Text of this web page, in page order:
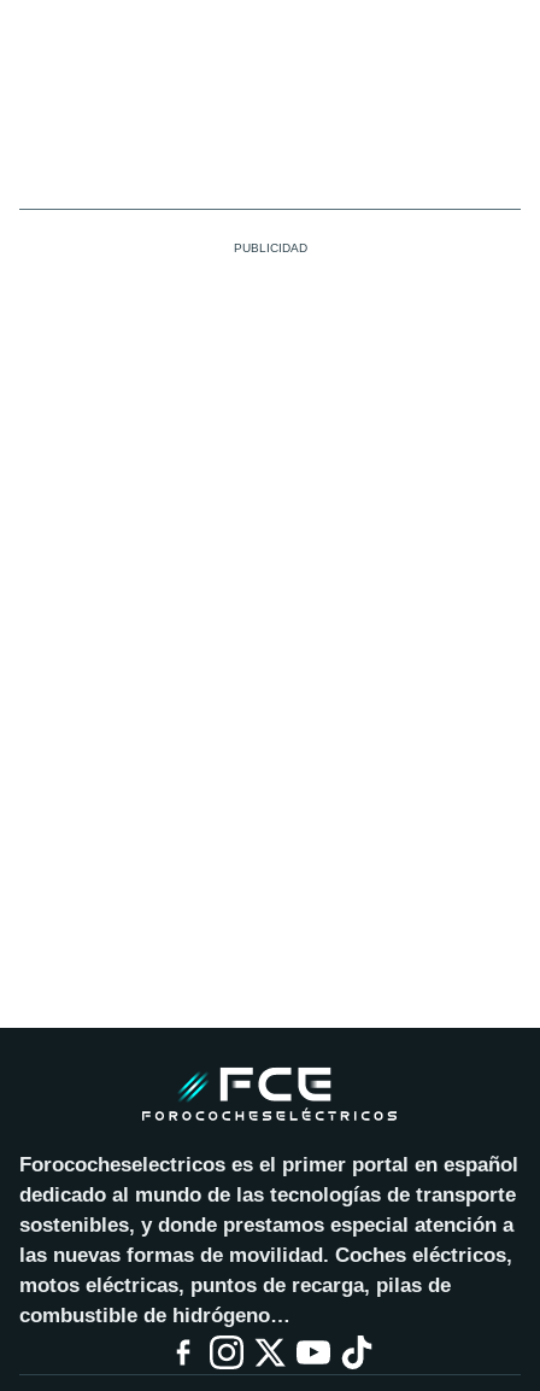
Forococheselectricos es el primer portal en español
dedicado al mundo de las tecnologías de transporte
sostenibles, y donde prestamos especial atención a
las nuevas formas de movilidad. Coches eléctricos,
motos eléctricas, puntos de recarga, pilas de
combustible de hidrógeno…